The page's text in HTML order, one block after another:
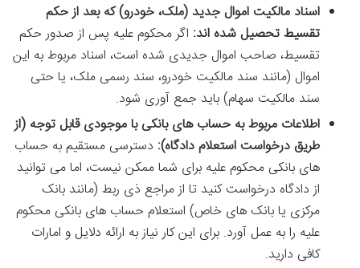
اسناد مالکیت اموال جدید (ملک، خودرو) که بعد از حکم
تقسیط تحصیل شده اند: اگر محکوم علیه پس از صدور حکم
تقسیط، صاحب اموال جدیدی شده است، اسناد مربوط به این
اموال (مانند سند مالکیت خودرو، سند رسمی ملک، یا حتی
سند مالکیت سهام) باید جمع آوری شود.
اطلاعات مربوط به حساب های بانکی با موجودی قابل توجه (از
طریق درخواست استعلام دادگاه): دسترسی مستقیم به حساب
های بانکی محکوم علیه برای شما ممکن نیست، اما می توانید
از دادگاه درخواست کنید تا از مراجع ذی ربط (مانند بانک
مرکزی یا بانک های خاص) استعلام حساب های بانکی محکوم
علیه را به عمل آورد. برای این کار نیاز به ارائه دلایل و امارات
کافی دارید.